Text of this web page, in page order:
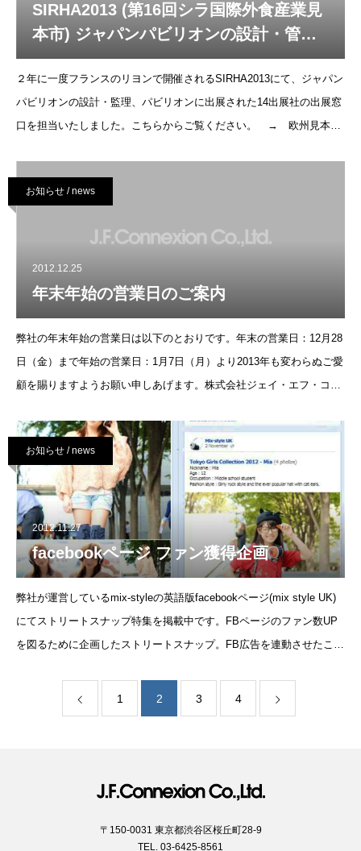
SIRHA2013 (第16回シラ国際外食産業見
本市) ジャパンパビリオンの設計・管理
を担当いたしました。
２年に一度フランスのリヨンで開催されるSIRHA2013にて、ジャパン
パビリオンの設計・監理、パビリオンに出展された14出展社の出展窓
口を担当いたしました。こちらからご覧ください。 → 欧州見本市
お知らせ / news
2012.12.25
年末年始の営業日のご案内
弊社の年末年始の営業日は以下のとおりです。年末の営業日：12月28
日（金）まで年始の営業日：1月7日（月）より2013年も変わらぬご愛
顧を賜りますようお願い申しあげます。株式会社ジェイ・エフ・コネ
お知らせ / news
2012.11.27
facebookページ ファン獲得企画
弊社が運営しているmix-styleの英語版facebookページ(mix style UK)
にてストリートスナップ特集を掲載中です。FBページのファン数UP
を図るために企画したストリートスナップ。FB広告を連動させたこと
1 2 3 4
〒150-0031 東京都渋谷区桜丘町28-9
TEL. 03-6425-8561